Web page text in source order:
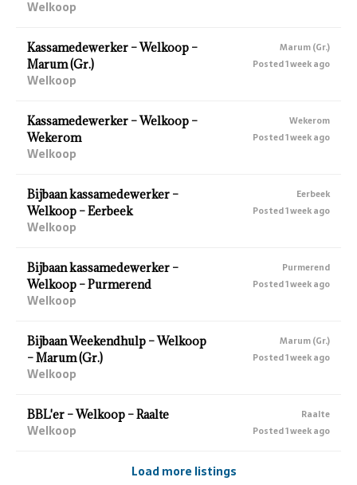
Welkoop
Kassamedewerker – Welkoop –
Marum (Gr.)
Welkoop
Marum (Gr.)
Posted 1 week ago
Kassamedewerker – Welkoop –
Wekerom
Welkoop
Wekerom
Posted 1 week ago
Bijbaan kassamedewerker –
Welkoop – Eerbeek
Welkoop
Eerbeek
Posted 1 week ago
Bijbaan kassamedewerker –
Welkoop – Purmerend
Welkoop
Purmerend
Posted 1 week ago
Bijbaan Weekendhulp – Welkoop
– Marum (Gr.)
Welkoop
Marum (Gr.)
Posted 1 week ago
BBL'er – Welkoop – Raalte
Welkoop
Raalte
Posted 1 week ago
Load more listings